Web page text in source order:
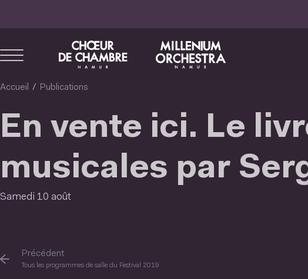
principal
Accueil Publications
En vente ici. Le
musicales par
Samedi 10 août
Précédent
Tous les programmes de salle du Festival 2019